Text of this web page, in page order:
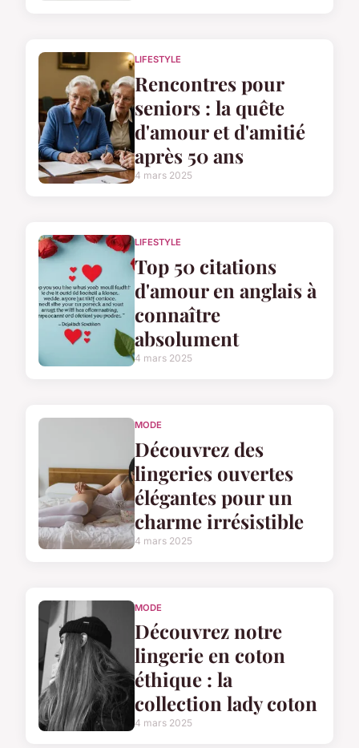
LIFESTYLE
Rencontres pour
seniors : la quête
d'amour et d'amitié
après 50 ans
4 mars 2025
LIFESTYLE
Top 50 citations
d'amour en anglais à
connaître
absolument
4 mars 2025
MODE
Découvrez des
lingeries ouvertes
élégantes pour un
charme irrésistible
4 mars 2025
MODE
Découvrez notre
lingerie en coton
éthique : la
collection lady coton
4 mars 2025